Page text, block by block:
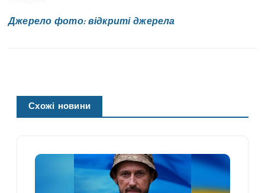
Джерело фото: відкриті джерела
Схожі новини